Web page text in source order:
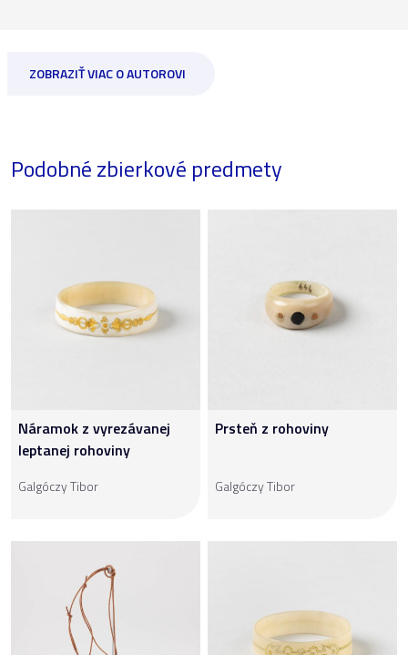
ZOBRAZIŤ VIAC O AUTOROVI
Podobné zbierkové predmety
Náramok z vyrezávanej
leptanej rohoviny
Galgóczy Tibor
Prsteň z rohoviny
Galgóczy Tibor